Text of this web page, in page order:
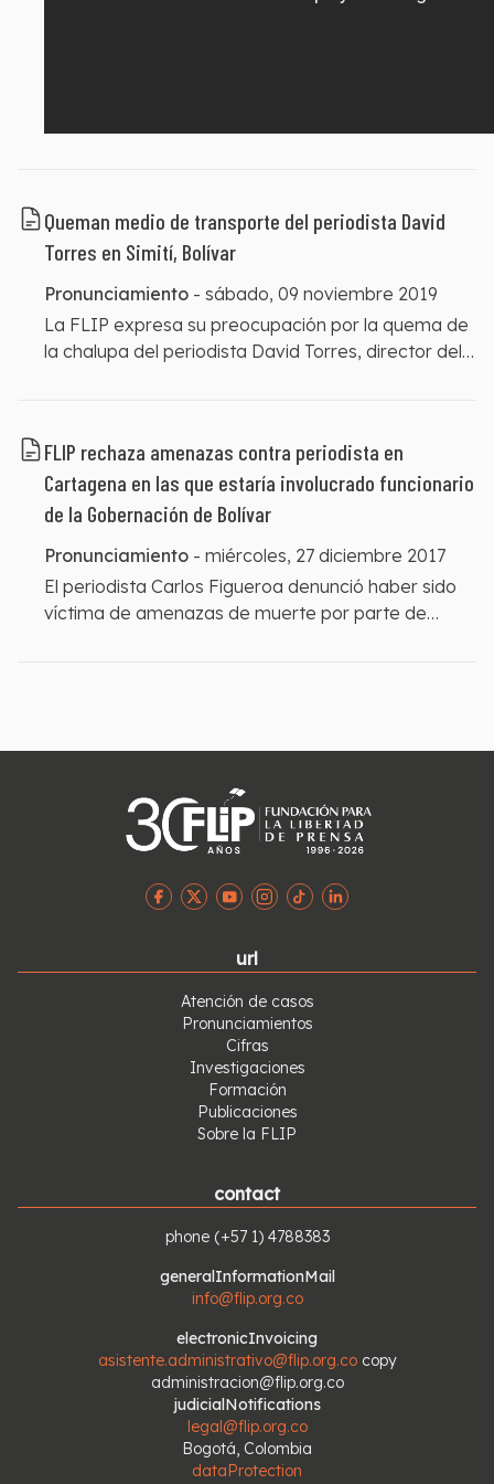
Queman medio de transporte del periodista David
Torres en Simití, Bolívar
Pronunciamiento - sábado, 09 noviembre 2019
La FLIP expresa su preocupación por la quema de
la chalupa del periodista David Torres, director del
que investiguen los hechos y sancionen a los
responsables.
FLIP rechaza amenazas contra periodista en
Cartagena en las que estaría involucrado funcionario
de la Gobernación de Bolívar
Pronunciamiento - miércoles, 27 diciembre 2017
El periodista Carlos Figueroa denunció haber sido
víctima de amenazas de muerte por parte de
url
Atención de casos
Pronunciamientos
Cifras
Investigaciones
Formación
Publicaciones
Sobre la FLIP
contact
phone (+57 1) 4788383
generalInformationMail
info@flip.org.co
electronicInvoicing
asistente.administrativo@flip.org.co copy
administracion@flip.org.co
judicialNotifications
legal@flip.org.co
Bogotá, Colombia
dataProtection